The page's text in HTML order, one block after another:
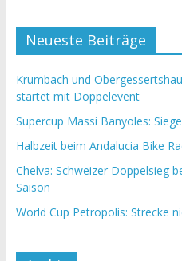
Neueste Beiträge
Krumbach und
startet mit Doppelevent
Supercup Massi Banyoles:
Halbzeit beim Andalucia Bike
Chelva: Schweizer Doppelsieg
Saison
World Cup Petropolis: Strecke